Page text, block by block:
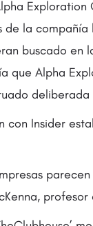
de la
buscado
que Alpha
con Insider